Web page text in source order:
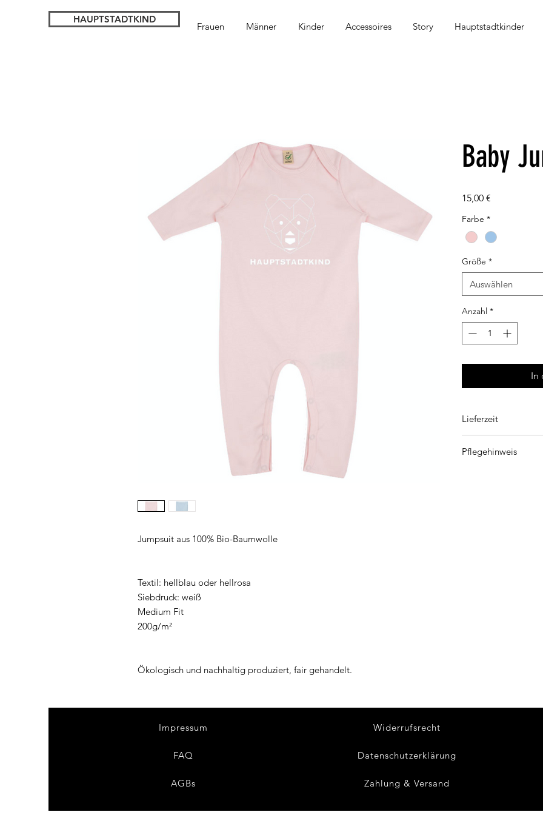
HAUPTSTADTKIND
Frauen Männer Kinder Accessoires Story Hauptstadtkinder
Jumpsuit aus 100% Bio-Baumwolle
Textil: hellblau oder hellrosa
Siebdruck: weiß
Medium Fit
200g/m²
Ökologisch und nachhaltig produziert, fair gehandelt.
Baby
15,00 €
Farbe *
Größe *
Auswählen
Anzahl *
In
Lieferzeit
Pflegehinweis
Impressum
FAQ
AGBs
Widerrufsrecht
Datenschutzerklärung
Zahlung & Versand